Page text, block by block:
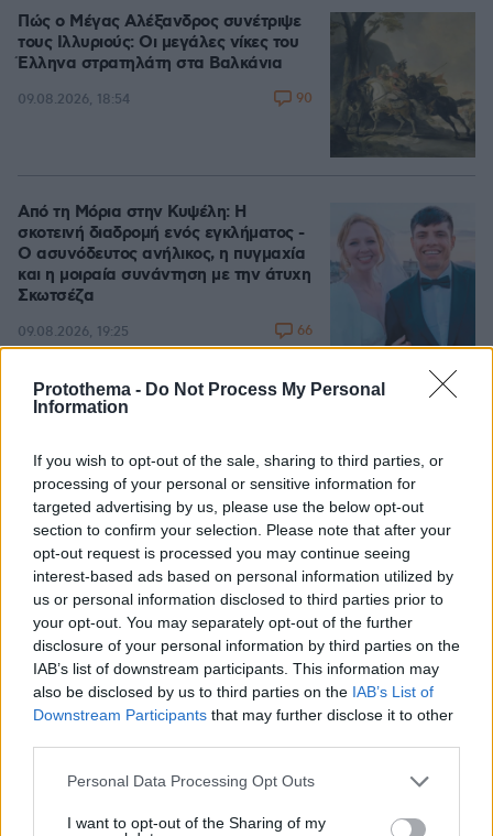
Protothema - Do Not Process My Personal
Information
If you wish to opt-out of the sale, sharing to third parties, or
processing of your personal or sensitive information for
targeted advertising by us, please use the below opt-out
section to confirm your selection. Please note that after your
opt-out request is processed you may continue seeing
interest-based ads based on personal information utilized by
us or personal information disclosed to third parties prior to
your opt-out. You may separately opt-out of the further
disclosure of your personal information by third parties on the
IAB’s list of downstream participants. This information may
also be disclosed by us to third parties on the IAB’s List of
Downstream Participants that may further disclose it to other
Please note that this website/app uses one or more Google
not limited to your visit or usage behaviour. You may click to
Personal Data Processing Opt Outs
I want to opt-out of the Sharing of my
Πώς ο Μέγας Αλέξανδρος συνέτριψε
τους Ιλλυριούς: Οι μεγάλες νίκες του
Έλληνα στρατηλάτη στα Βαλκάνια
09.08.2026, 18:54 90
Από τη Μόρια στην Κυψέλη: Η
σκοτεινή διαδρομή ενός εγκλήματος -
Ο ασυνόδευτος ανήλικος, η πυγμαχία
και η μοιραία συνάντηση με την άτυχη
Σκωτσέζα
09.08.2026, 19:25 66
Πλεύρης στο Breitbart: Η επανεκλογή
ανάρτηση του Αμερικανού προέδρου
με τη συνέντευξη του Έλληνα
υπουργού
Games